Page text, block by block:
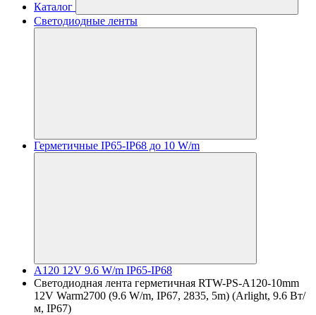
Каталог
Светодиодные ленты
Герметичные IP65-IP68 до 10 W/m
A120 12V 9.6 W/m IP65-IP68
Светодиодная лента герметичная RTW-PS-A120-10mm
12V Warm2700 (9.6 W/m, IP67, 2835, 5m) (Arlight, 9.6 Вт/
м, IP67)